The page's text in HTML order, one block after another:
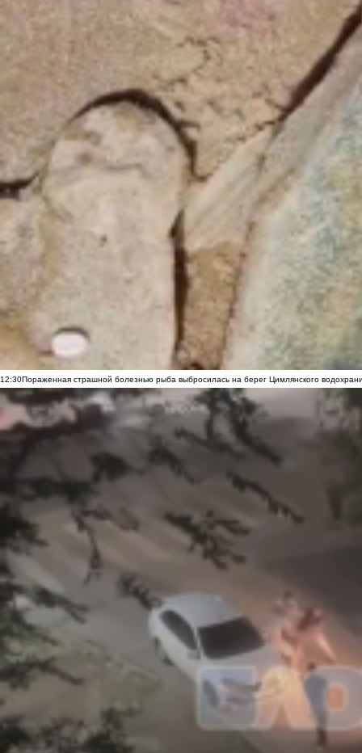
12:30Пораженная страшной болезнью рыба выбросилась на берег Цимлянского